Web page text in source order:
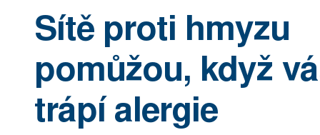
Sítě proti hmyzu
pomůžou, když
trápí alergie